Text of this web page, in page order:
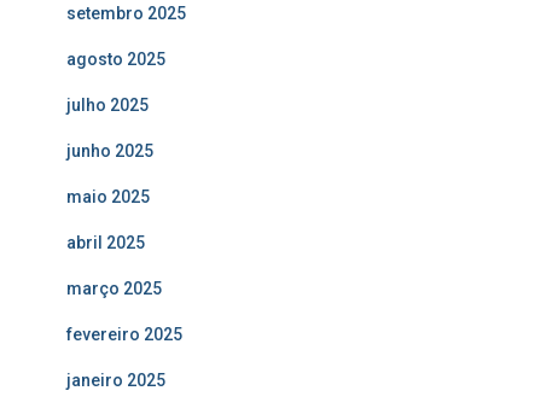
setembro 2025
agosto 2025
julho 2025
junho 2025
maio 2025
abril 2025
março 2025
fevereiro 2025
janeiro 2025